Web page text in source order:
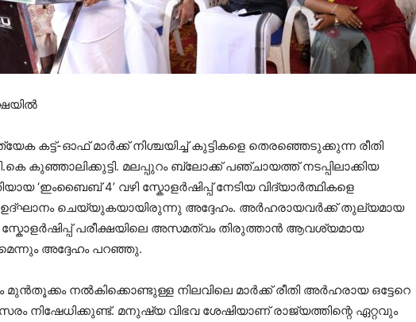
കട്ട്-ഓഫ് മാർക്ക് നിശ്ചയിച്ച് കുട്ടികളെ തെരഞ്ഞെടുക്കുന്ന രീതി
കുഞ്ഞാലിക്കുട്ടി. മലപ്പുറം ബ്ലോക്ക് പഞ്ചായത്ത് നടപ്പിലാക്കിയ
‘ഇംബൈബ് 4’ വഴി സ്കോളർഷിപ്പ് നേടിയ വിദ്യാർത്ഥികളെ
ചെയ്യുകയായിരുന്നു അദ്ദേഹം. അർഹരായവർക്ക് തുല്യമായ
സ്കോളർഷിപ്പ് പരീക്ഷയിലെ അസമത്വം തിരുത്താൻ ആവശ്യമായ
അദ്ദേഹം പറഞ്ഞു.
മുൻതൂക്കം നൽകിക്കൊണ്ടുള്ള നിലവിലെ മാർക്ക് രീതി അർഹരായ ഒട്ടേറെ
നിഷേധിക്കുണ്ട്. മനുഷ്യ വിഭവ ശേഷിയാണ് രാജ്യത്തിന്റെ ഏറ്റവും